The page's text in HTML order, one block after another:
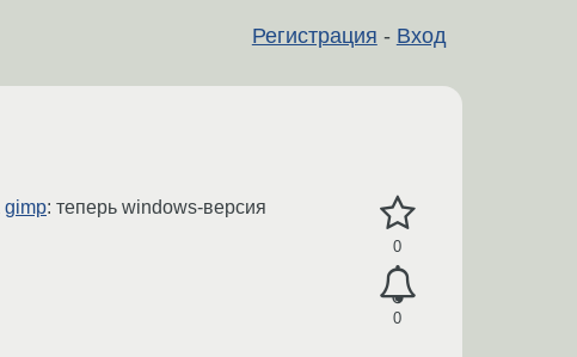
Регистрация - Вход
0
0
gimp: теперь windows-версия